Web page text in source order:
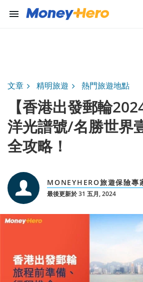
menu
文章 精明旅遊 熱門旅遊地點
【香港出發郵輪
洋光譜號/名勝世界
全攻略！
MONEYHERO旅遊保險專
最後更新於 31 五月, 2024